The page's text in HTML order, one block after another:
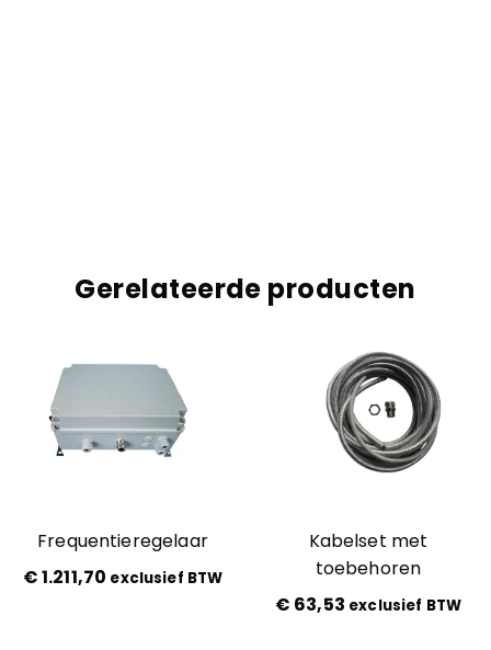
Gerelateerde producten
Frequentieregelaar
€1.211,70 exclusief BTW
Kabelset met
toebehoren
€ 63,53 exclusief BTW